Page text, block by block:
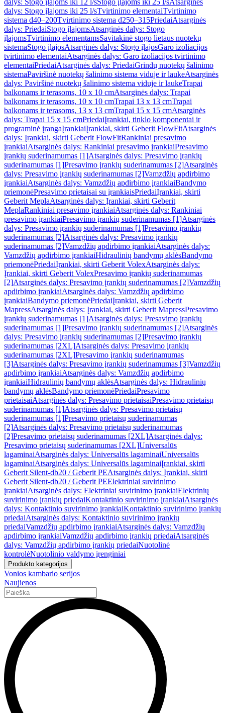
dalys: Stogo įlajoms iki 12 l/sStogo įlajoms iki 25 l/sAtsarginės
dalys: Stogo įlajoms iki 25 l/sTvirtinimo elementaiTvirtinimo
sistema d40–200Tvirtinimo sistema d250–315PriedaiAtsarginės
dalys: PriedaiStogo įlajomsAtsarginės dalys: Stogo
įlajomsTvirtinimo elementamsSavitakinė stogo lietaus nuotekų
sistemaStogo įlajosAtsarginės dalys: Stogo įlajosGaro izoliacijos
tvirtinimo elementaiAtsarginės dalys: Garo izoliacijos tvirtinimo
elementaiPriedaiAtsarginės dalys: PriedaiGrindų nuotekų šalinimo
sistemaPaviršinė nuotekų šalinimo sistema viduje ir laukeAtsarginės
dalys: Paviršinė nuotekų šalinimo sistema viduje ir laukeTrapai
balkonams ir terasoms, 10 x 10 cmAtsarginės dalys: Trapai
balkonams ir terasoms, 10 x 10 cmTrapai 13 x 13 cmTrapai
balkonams ir terasoms, 13 x 13 cmTrapai 15 x 15 cmAtsarginės
dalys: Trapai 15 x 15 cmPriedaiĮrankiai, tinklo komponentai ir
programinė įrangaĮrankiaiĮrankiai, skirti Geberit FlowFitAtsarginės
dalys: Įrankiai, skirti Geberit FlowFitRankiniai presavimo
įrankiaiAtsarginės dalys: Rankiniai presavimo įrankiaiPresavimo
įrankių suderinamumas [1]Atsarginės dalys: Presavimo įrankių
suderinamumas [1]Presavimo įrankių suderinamumas [2]Atsarginės
dalys: Presavimo įrankių suderinamumas [2]Vamzdžių apdirbimo
įrankiaiAtsarginės dalys: Vamzdžių apdirbimo įrankiaiBandymo
priemonėPresavimo prietaisai su įrankiaisPriedaiĮrankiai, skirti
Geberit MeplaAtsarginės dalys: Įrankiai, skirti Geberit
MeplaRankiniai presavimo įrankiaiAtsarginės dalys: Rankiniai
presavimo įrankiaiPresavimo įrankių suderinamumas [1]Atsarginės
dalys: Presavimo įrankių suderinamumas [1]Presavimo įrankių
suderinamumas [2]Atsarginės dalys: Presavimo įrankių
suderinamumas [2]Vamzdžių apdirbimo įrankiaiAtsarginės dalys:
Vamzdžių apdirbimo įrankiaiHidraulinių bandymų aklėsBandymo
priemonėPriedaiĮrankiai, skirti Geberit VolexAtsarginės dalys:
Įrankiai, skirti Geberit VolexPresavimo įrankių suderinamumas
[2]Atsarginės dalys: Presavimo įrankių suderinamumas [2]Vamzdžių
apdirbimo įrankiaiAtsarginės dalys: Vamzdžių apdirbimo
įrankiaiBandymo priemonėPriedaiĮrankiai, skirti Geberit
MapressAtsarginės dalys: Įrankiai, skirti Geberit MapressPresavimo
įrankių suderinamumas [1]Atsarginės dalys: Presavimo įrankių
suderinamumas [1]Presavimo įrankių suderinamumas [2]Atsarginės
dalys: Presavimo įrankių suderinamumas [2]Presavimo įrankių
suderinamumas [2XL]Atsarginės dalys: Presavimo įrankių
suderinamumas [2XL]Presavimo įrankių suderinamumas
[3]Atsarginės dalys: Presavimo įrankių suderinamumas [3]Vamzdžių
apdirbimo įrankiaiAtsarginės dalys: Vamzdžių apdirbimo
įrankiaiHidraulinių bandymų aklėsAtsarginės dalys: Hidraulinių
bandymų aklėsBandymo priemonėPriedaiPresavimo
prietaisaiAtsarginės dalys: Presavimo prietaisaiPresavimo prietaisų
suderinamumas [1]Atsarginės dalys: Presavimo prietaisų
suderinamumas [1]Presavimo prietaisų suderinamumas
[2]Atsarginės dalys: Presavimo prietaisų suderinamumas
[2]Presavimo prietaisų suderinamumas [2XL]Atsarginės dalys:
Presavimo prietaisų suderinamumas [2XL]Universalūs
lagaminaiAtsarginės dalys: Universalūs lagaminaiUniversalūs
lagaminaiAtsarginės dalys: Universalūs lagaminaiĮrankiai, skirti
Geberit Silent-db20 / Geberit PEAtsarginės dalys: Įrankiai, skirti
Geberit Silent-db20 / Geberit PEElektriniai suvirinimo
įrankiaiAtsarginės dalys: Elektriniai suvirinimo įrankiaiElektrinių
suvirinimo įrankių priedaiKontaktinio suvirinimo įrankiaiAtsarginės
dalys: Kontaktinio suvirinimo įrankiaiKontaktinio suvirinimo įrankių
priedaiAtsarginės dalys: Kontaktinio suvirinimo įrankių
priedaiVamzdžių apdirbimo įrankiaiAtsarginės dalys: Vamzdžių
apdirbimo įrankiaiVamzdžių apdirbimo įrankių priedaiAtsarginės
dalys: Vamzdžių apdirbimo įrankių priedaiNuotolinė
kontrolėNuotolinio valdymo įrenginiai
Produkto kategorijos
Vonios kambario serijos
Naujienos